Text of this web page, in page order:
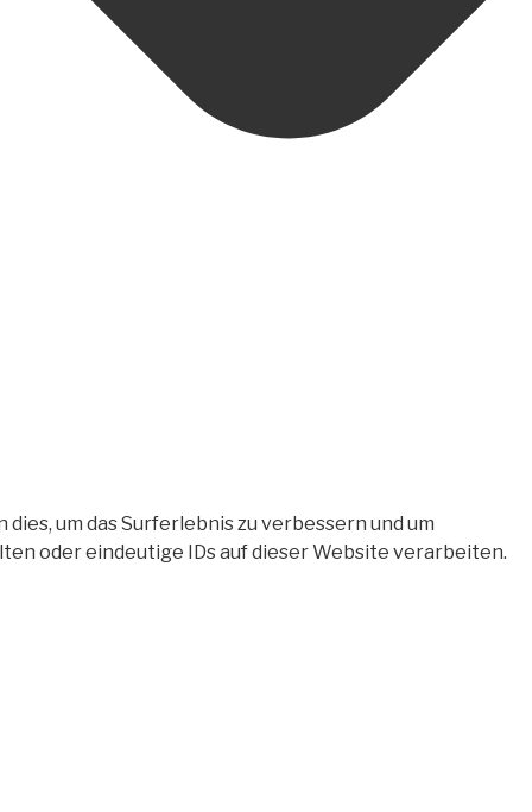
um das Surferlebnis zu verbessern und um
oder eindeutige IDs auf dieser Website verarbeiten.